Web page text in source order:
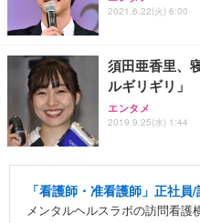
2021.6.22(火) 6:00
須田亜香里、
ルギリギリ」
エンタメ
2019.9.25(水) 1:44
「看護師・准看護師」正社
メンタルヘルスラボの訪問看護